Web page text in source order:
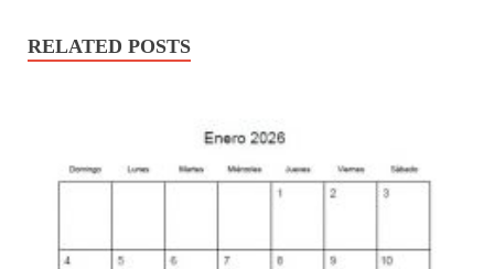
RELATED POSTS